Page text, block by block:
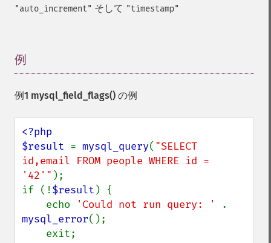
"auto_increment" そして "timestamp"
例
例1 mysql_field_flags() の例
<?php
$result = mysql_query( "SELECT
id,email FROM people WHERE id =
'42'" );
if (!$result ) {
    echo
'Could not run query: '
mysql_error();